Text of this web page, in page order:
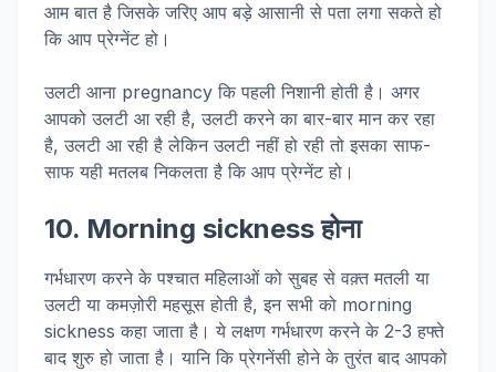
आम बात है जिसके जरिए आप बड़े आसानी से पता लगा सकते हो
कि आप प्रेग्नेंट हो।
उलटी आना pregnancy कि पहली निशानी होती है। अगर
आपको उलटी आ रही है, उलटी करने का बार-बार मान कर रहा
है, उलटी आ रही है लेकिन उलटी नहीं हो रही तो इसका साफ-
साफ यही मतलब निकलता है कि आप प्रेग्नेंट हो।
10. Morning sickness होना
गर्भधारण करने के पश्चात महिलाओं को सुबह से वक़्त मतली या
उलटी या कमज़ोरी महसूस होती है, इन सभी को morning
sickness कहा जाता है। ये लक्षण गर्भधारण करने के 2-3 हफ्ते
बाद शुरु हो जाता है। यानि कि प्रेगनेंसी होने के तुरंत बाद आपको